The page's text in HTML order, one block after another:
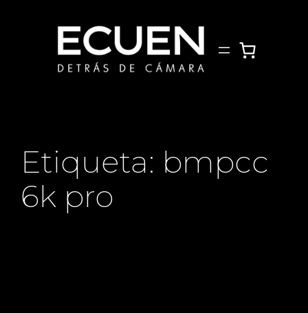
contenido
Etiqueta: bmpcc
6k pro